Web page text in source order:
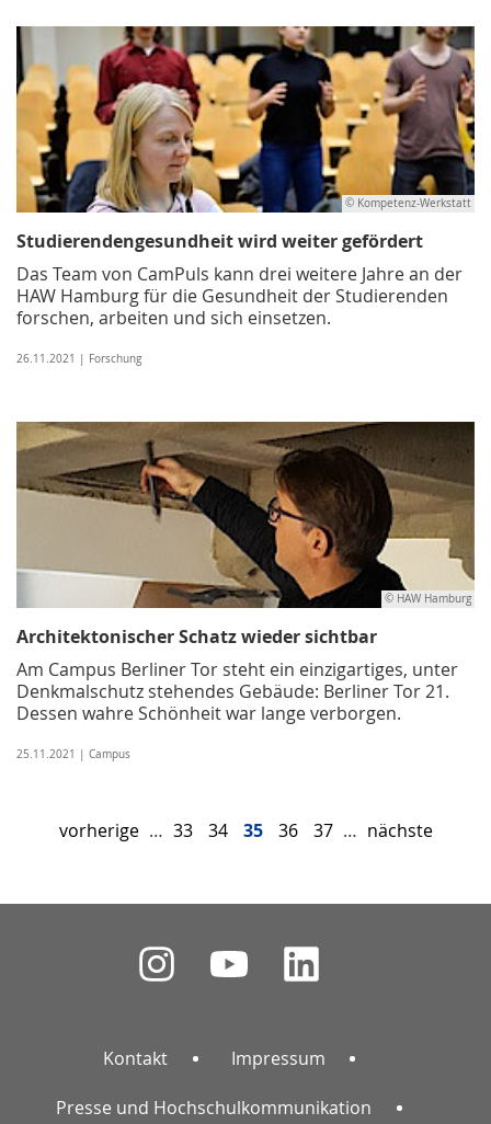
© Kompetenz-Werkstatt
Studierendengesundheit wird weiter gefördert
Das Team von CamPuls kann drei weitere Jahre an der
HAW Hamburg für die Gesundheit der Studierenden
forschen, arbeiten und sich einsetzen.
26.11.2021 | Forschung
© HAW Hamburg
Architektonischer Schatz wieder sichtbar
Am Campus Berliner Tor steht ein einzigartiges, unter
Denkmalschutz stehendes Gebäude: Berliner Tor 21.
Dessen wahre Schönheit war lange verborgen.
25.11.2021 | Campus
vorherige … 33 34 35 36 37 … nächste
Kontakt Impressum
Presse und Hochschulkommunikation